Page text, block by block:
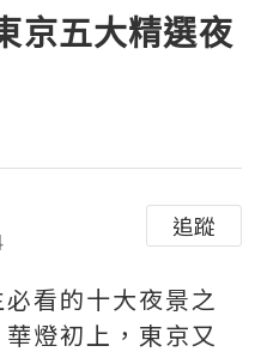
京五大精選夜
追蹤
看的十大夜景之
燈初上，東京又